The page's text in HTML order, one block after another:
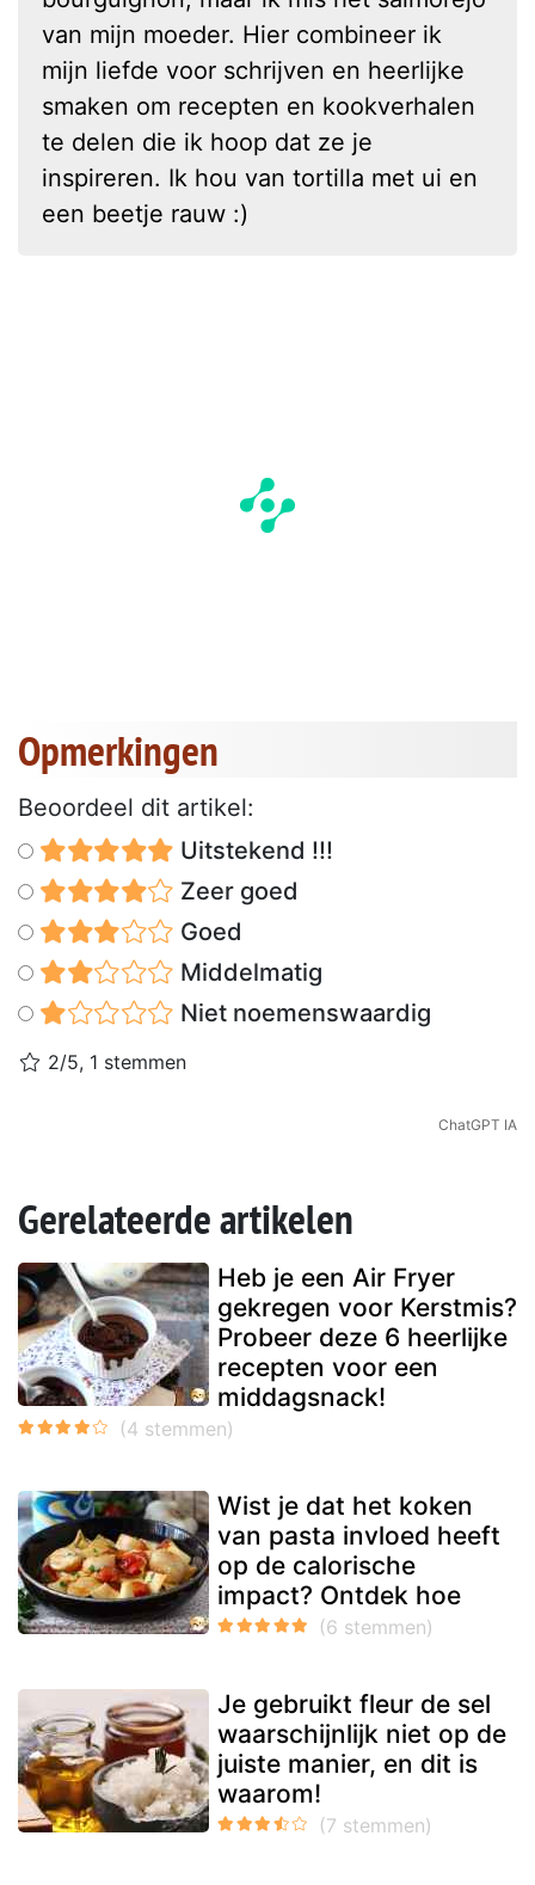
van mijn moeder. Hier combineer ik
mijn liefde voor schrijven en heerlijke
smaken om recepten en kookverhalen
te delen die ik hoop dat ze je
inspireren. Ik hou van tortilla met ui en
een beetje rauw :)
Opmerkingen
Beoordeel dit artikel:
Uitstekend !!!
Zeer goed
Goed
Middelmatig
Niet noemenswaardig
2/5, 1 stemmen
ChatGPT IA
Gerelateerde artikelen
Heb je een Air Fryer
gekregen voor Kerstmis?
Probeer deze 6 heerlijke
recepten voor een
middagsnack!
Wist je dat het koken
van pasta invloed heeft
op de calorische
impact? Ontdek hoe
Je gebruikt fleur de sel
waarschijnlijk niet op de
juiste manier, en dit is
waarom!